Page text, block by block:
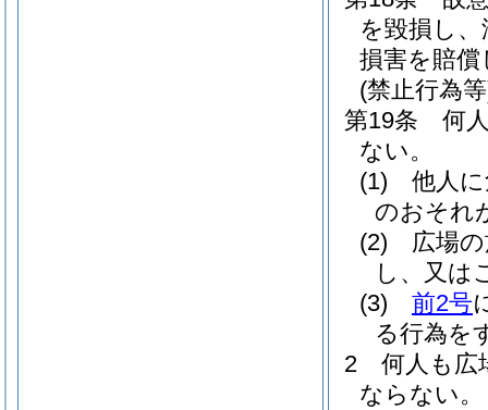
を毀損し
損害を賠
(禁止行為
第19条
何
ない。
(1)
他人
のおそれ
(2)
広場
し、又は
(3)
前2号
る行為を
2
何人も広
ならない。